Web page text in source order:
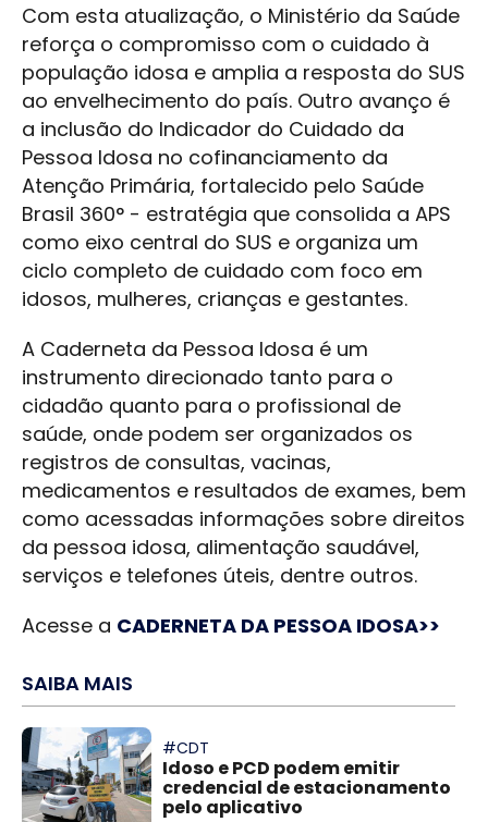
Com esta atualização, o Ministério da Saúde
reforça o compromisso com o cuidado à
população idosa e amplia a resposta do SUS
ao envelhecimento do país. Outro avanço é
a inclusão do Indicador do Cuidado da
Pessoa Idosa no cofinanciamento da
Atenção Primária, fortalecido pelo Saúde
Brasil 360° - estratégia que consolida a APS
como eixo central do SUS e organiza um
ciclo completo de cuidado com foco em
idosos, mulheres, crianças e gestantes.
A Caderneta da Pessoa Idosa é um
instrumento direcionado tanto para o
cidadão quanto para o profissional de
saúde, onde podem ser organizados os
registros de consultas, vacinas,
medicamentos e resultados de exames, bem
como acessadas informações sobre direitos
da pessoa idosa, alimentação saudável,
serviços e telefones úteis, dentre outros.
Acesse a CADERNETA DA PESSOA IDOSA>>
SAIBA MAIS
#CDT
Idoso e PCD podem emitir
credencial de estacionamento
pelo aplicativo